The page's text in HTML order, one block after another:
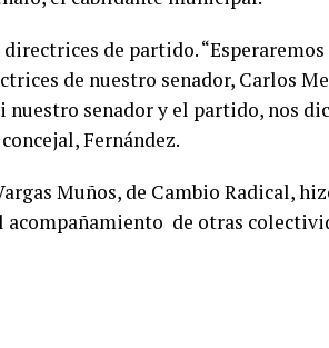
de partido.
de nuestro senador, Carlos
senador y el partido, nos
Fernández.
Muños, de Cambio Radical,
de otras